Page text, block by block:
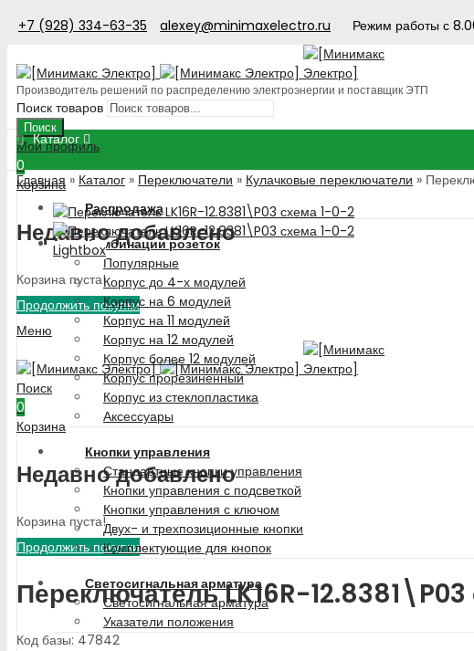
+7 (928) 334-63-35 alexey@minimaxelectro.ru Режим работы с
Производитель решений по распределению электроэнергии и поставщик ЭТП
Поиск товаров
Поиск
Мой профиль
0
Корзина
Недавно добавлено
Корзина пуста!
Продолжить покупки
Меню
Поиск
0
Корзина
Недавно добавлено
Корзина пуста!
Продолжить покупки
Каталог
Распродажа
Комбинации розеток
Популярные
Корпус до 4-х модулей
Корпус на 6 модулей
Корпус на 11 модулей
Корпус на 12 модулей
Корпус более 12 модулей
Корпус прорезиненный
Корпус из стеклопластика
Аксессуары
Кнопки управления
Стандартные кнопки управления
Кнопки управления с подсветкой
Кнопки управления с ключом
Двух- и трехпозиционные кнопки
Комплектующие для кнопок
Светосигнальная арматура
Светосигнальная арматура
Указатели положения
Главная » Каталог » Переключатели » Кулачковые переключатели »
Lightbox
Переключатель LK16R-
Код базы: 47842